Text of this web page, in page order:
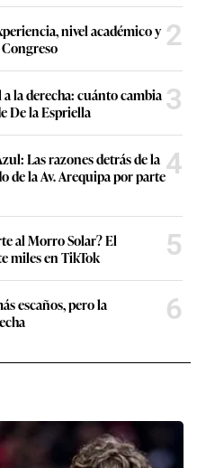
nivel académico y 2
la derecha: cuánto cambia
De la Espriella
3
Las razones detrás de la
de la Av. Arequipa por parte4
al Morro Solar? El
miles en TikTok
5
escaños, pero la
6